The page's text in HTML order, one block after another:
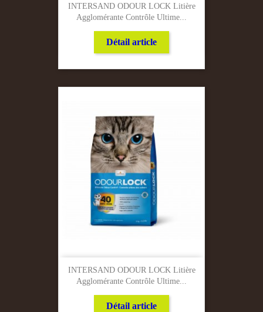
INTERSAND ODOUR LOCK Litière
Agglomérante Contrôle Ultime...
Détail article
INTERSAND ODOUR LOCK Litière
Agglomérante Contrôle Ultime...
Détail article